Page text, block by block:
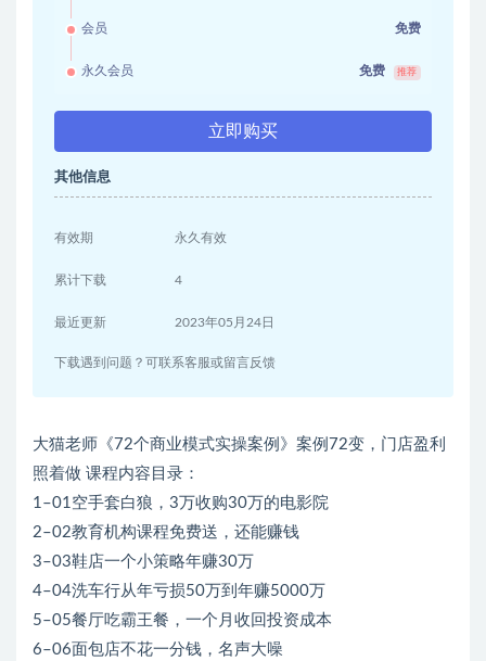
会员 免费
永久会员 免费 推荐
立即购买
其他信息
有效期 永久有效
累计下载 4
最近更新 2023年05月24日
下载遇到问题？可联系客服或留言反馈
大猫老师《72个商业模式实操案例》案例72变，门店盈利
照着做 课程内容目录：
1–01空手套白狼，3万收购30万的电影院
2–02教育机构课程免费送，还能赚钱
3–03鞋店一个小策略年赚30万
4–04洗车行从年亏损50万到年赚5000万
5–05餐厅吃霸王餐，一个月收回投资成本
6–06面包店不花一分钱，名声大噪